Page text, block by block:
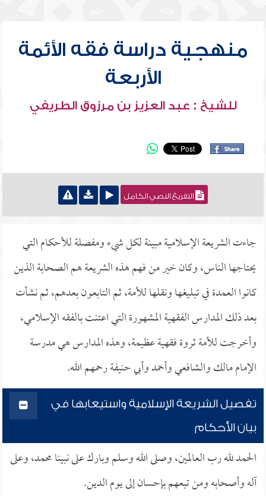
منهجية دراسة فقه الأئمة
الأربعة
للشيخ : عبد العزيز بن مرزوق الطريفي
التفريغ النصي الكامل
جاءت الشريعة الإسلامية مبينة لكل شيء ومفصلة للأحكام التي
يحتاجها الناس، وكان خير من فهم هذه الشريعة هم الصحابة الذين
كانوا العمدة في تبليغها ونقلها للأمة، ثم التابعون بعدهم، ثم نشأت
بعد ذلك المدارس الفقهية المشهورة التي اعتنت بالفقه الإسلامي،
وأخرجت للأمة ثروة فقهية عظيمة، وهذه المدارس هي مدرسة
الإمام مالك والشافعي وأحمد وأبي حنيفة رحمهم الله.
تفصيل الشريعة الإسلامية واستيعابها في
بيان الأحكام
الحمد لله رب العالمين، وصلى الله وسلم وبارك على نبينا محمد، وعلى
آله وأصحابه ومن تبعهم بإحسان إلى يوم الدين.